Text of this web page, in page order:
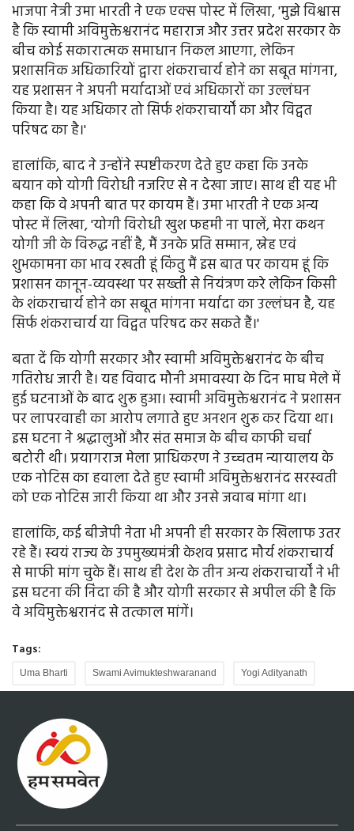
भाजपा नेत्री उमा भारती ने एक एक्स पोस्ट में लिखा, 'मुझे विश्वास
है कि स्वामी अविमुक्तेश्वरानंद महाराज और उत्तर प्रदेश सरकार के
बीच कोई सकारात्मक समाधान निकल आएगा, लेकिन
प्रशासनिक अधिकारियों द्वारा शंकराचार्य होने का सबूत मांगना,
यह प्रशासन ने अपनी मर्यादाओं एवं अधिकारों का उल्लंघन
किया है। यह अधिकार तो सिर्फ शंकराचार्यों का और विद्वत
परिषद का है।'
हालांकि, बाद ने उन्होंने स्पष्टीकरण देते हुए कहा कि उनके
बयान को योगी विरोधी नजरिए से न देखा जाए। साथ ही यह भी
कहा कि वे अपनी बात पर कायम हैं। उमा भारती ने एक अन्य
पोस्ट में लिखा, 'योगी विरोधी खुश फहमी ना पालें, मेरा कथन
योगी जी के विरुद्ध नहीं है, मैं उनके प्रति सम्मान, स्नेह एवं
शुभकामना का भाव रखती हूं किंतु मैं इस बात पर कायम हूं कि
प्रशासन कानून-व्यवस्था पर सख्ती से नियंत्रण करे लेकिन किसी
के शंकराचार्य होने का सबूत मांगना मर्यादा का उल्लंघन है, यह
सिर्फ शंकराचार्य या विद्वत परिषद कर सकते हैं।'
बता दें कि योगी सरकार और स्वामी अविमुक्तेश्वरानंद के बीच
गतिरोध जारी है। यह विवाद मौनी अमावस्या के दिन माघ मेले में
हुई घटनाओं के बाद शुरू हुआ। स्वामी अविमुक्तेश्वरानंद ने प्रशासन
पर लापरवाही का आरोप लगाते हुए अनशन शुरू कर दिया था।
इस घटना ने श्रद्धालुओं और संत समाज के बीच काफी चर्चा
बटोरी थी। प्रयागराज मेला प्राधिकरण ने उच्चतम न्यायालय के
एक नोटिस का हवाला देते हुए स्वामी अविमुक्तेश्वरानंद सरस्वती
को एक नोटिस जारी किया था और उनसे जवाब मांगा था।
हालांकि, कई बीजेपी नेता भी अपनी ही सरकार के खिलाफ उतर
रहे हैं। स्वयं राज्य के उपमुख्यमंत्री केशव प्रसाद मौर्य शंकराचार्य
से माफी मांग चुके हैं। साथ ही देश के तीन अन्य शंकराचार्यों ने भी
इस घटना की निंदा की है और योगी सरकार से अपील की है कि
वे अविमुक्तेश्वरानंद से तत्काल मांगें।
Tags:
Uma Bharti Swami Avimukteshwaranand Yogi Adityanath